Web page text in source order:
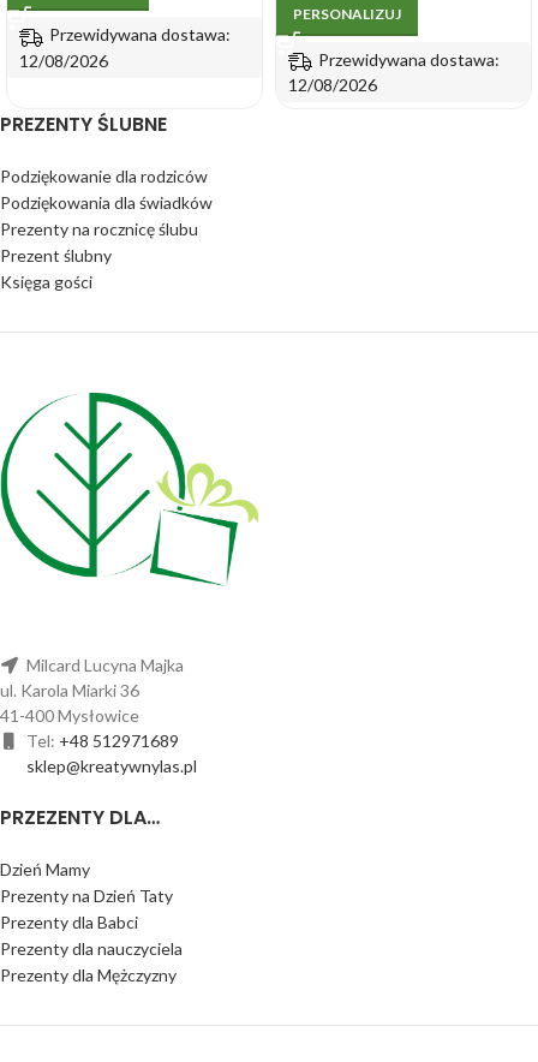
Przewidywana dostawa:
12/08/2026
PERSONALIZUJ
Przewidywana dostawa:
12/08/2026
PREZENTY ŚLUBNE
Podziękowanie dla rodziców
Podziękowania dla świadków
Prezenty na rocznicę ślubu
Prezent ślubny
Księga gości
Milcard Lucyna Majka
ul. Karola Miarki 36
41-400 Mysłowice
Tel: +48 512971689
sklep@kreatywnylas.pl
PRZEZENTY DLA…
Dzień Mamy
Prezenty na Dzień Taty
Prezenty dla Babci
Prezenty dla nauczyciela
Prezenty dla Mężczyzny